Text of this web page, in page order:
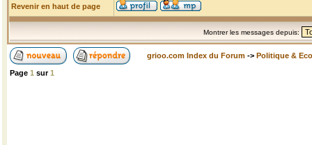
Revenir en haut de page
Montrer les messages depuis:
grioo.com Index du Forum -> Politique &
Page 1 sur1